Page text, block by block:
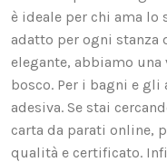
è ideale per chi ama
adatto per ogni stanza
elegante, abbiamo
bosco. Per i bagni e
adesiva. Se stai
carta da parati online,
qualità e certificato.